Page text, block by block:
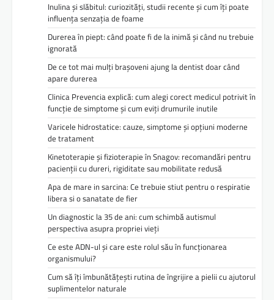
Inulina și slăbitul: curiozități, studii recente și cum îți poate
influența senzația de foame
Durerea în piept: când poate fi de la inimă și când nu trebuie
ignorată
De ce tot mai mulți brașoveni ajung la dentist doar când
apare durerea
Clinica Prevencia explică: cum alegi corect medicul potrivit în
funcție de simptome și cum eviți drumurile inutile
Varicele hidrostatice: cauze, simptome și opțiuni moderne
de tratament
Kinetoterapie și fizioterapie în Snagov: recomandări pentru
pacienții cu dureri, rigiditate sau mobilitate redusă
Apa de mare in sarcina: Ce trebuie stiut pentru o respiratie
libera si o sanatate de fier
Un diagnostic la 35 de ani: cum schimbă autismul
perspectiva asupra propriei vieți
Ce este ADN-ul și care este rolul său în funcționarea
organismului?
Cum să îți îmbunătățești rutina de îngrijire a pielii cu ajutorul
suplimentelor naturale